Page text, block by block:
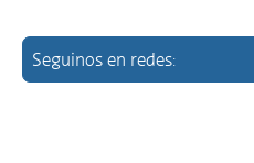
Seguinos en redes: